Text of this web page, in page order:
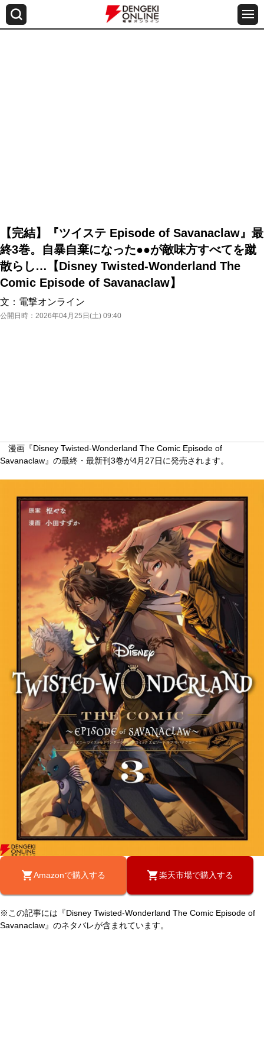
【完結】『ツイステ Episode of Savanaclaw』最
終3巻。自暴自棄になった●●が敵味方すべてを蹴
散らし…【Disney Twisted-Wonderland The
Comic Episode of Savanaclaw】
文： 電撃オンライン
公開日時： 2026年04月25日(土) 09:40
漫画『Disney Twisted-Wonderland The Comic Episode of
Savanaclaw』の最終・最新刊3巻が4月27日に発売されます。
Amazonで購入する 楽天市場で購入する
※この記事には『Disney Twisted-Wonderland The Comic Episode of
Savanaclaw』のネタバレが含まれています。